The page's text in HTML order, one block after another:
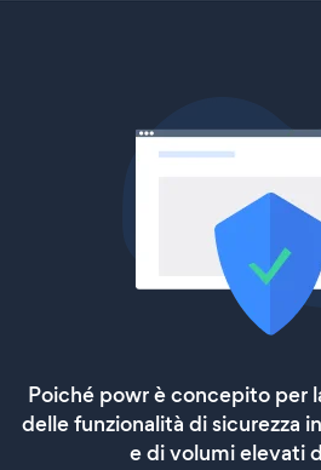
Poiché powr è concepito per
delle funzionalità di sicurezza
e di volumi elevati